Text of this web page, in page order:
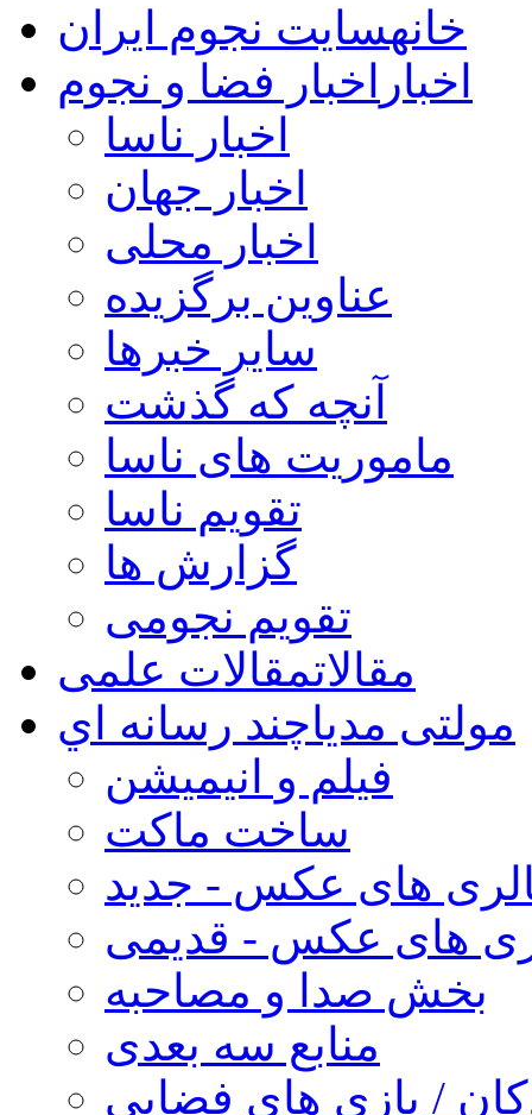
خانهسایت نجوم ایران
اخبار اخبار فضا و نجوم
اخبار ناسا
اخبار جهان
اخبار محلی
عناوین برگزیده
سایر خبرها
آنچه که گذشت
ماموریت های ناسا
تقویم ناسا
گزارش ها
تقویم نجومی
مقالاتمقالات علمی
مولتی مدیاچند رسانه اي
فیلم و انیمیشن
ساخت ماکت
های عکس - جدید
های عکس - قدیمی
بخش صدا و مصاحبه
منابع سه بعدی
/ بازی های فضایی